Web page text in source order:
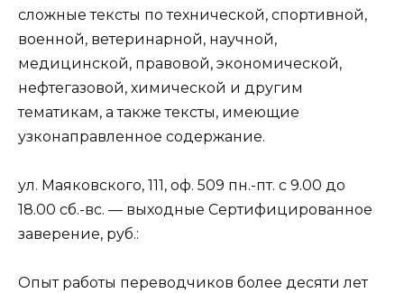
сложные тексты по технической, спортивной,
военной, ветеринарной, научной,
медицинской, правовой, экономической,
нефтегазовой, химической и другим
тематикам, а также тексты, имеющие
узконаправленное содержание.
ул. Маяковского, 111, оф. 509 пн.-пт. с 9.00 до
18.00 сб.-вс. — выходные Сертифицированное
заверение, руб.:
Опыт работы переводчиков более десяти лет